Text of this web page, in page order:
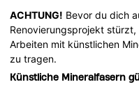
ACHTUNG! Bevor du dich
Renovierungsprojekt
Arbeiten mit künstlichen
zu tragen.
Künstliche Mineralfasern